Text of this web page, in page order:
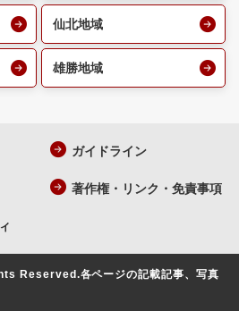
仙北地域
雄勝地域
ガイドライン
著作権・リンク・免責事項
Reserved.各ページの記載記事、写真